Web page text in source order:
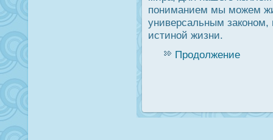
пониманием мы можем
универсальным
истиной жизни.
Продолжение